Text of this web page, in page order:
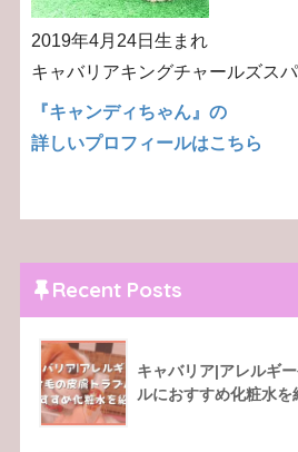
2019年4月24日生まれ
キャバリアキングチャールズス
『キャンディちゃん』の
詳しいプロフィールはこちら
Recent Posts
キャバリア|アレルギ
ルにおすすめ化粧水を